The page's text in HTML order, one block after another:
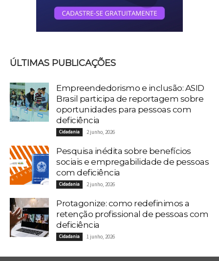
ÚLTIMAS PUBLICAÇÕES
Empreendedorismo e inclusão: ASID
Brasil participa de reportagem sobre
oportunidades para pessoas com
deficiência
Cidadania 2 junho, 2026
Pesquisa inédita sobre benefícios
sociais e empregabilidade de pessoas
com deficiência
Cidadania 2 junho, 2026
Protagonize: como redefinimos a
retenção profissional de pessoas com
deficiência
Cidadania 1 junho, 2026